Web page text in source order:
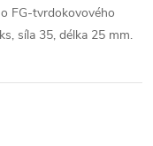
FG-tvrdokovového
síla 35, délka 25 mm.